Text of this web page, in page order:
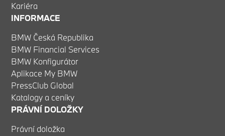
Kariéra
INFORMACE
BMW Česká Republika
BMW Financial Services
BMW Konfigurátor
Aplikace My BMW
PressClub Global
Katalogy a ceníky
PRÁVNÍ DOLOŽKY
Právní doložka